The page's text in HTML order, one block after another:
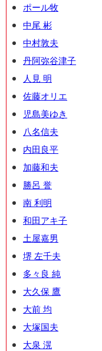
ポール牧
中尾 彬
中村敦夫
丹阿弥谷津子
人見 明
佐藤オリエ
児島美ゆき
八名信夫
内田良平
加藤和夫
勝呂 誉
南 利明
和田アキ子
土屋嘉男
堺 左千夫
多々良 純
大久保 鷹
大前 均
大塚国夫
大泉 滉